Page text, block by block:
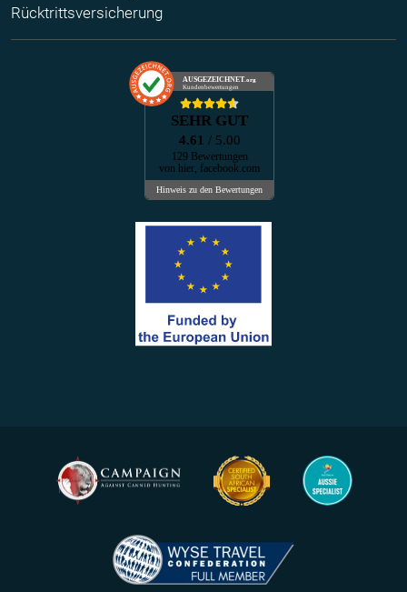
Rücktrittsversicherung
AUSGEZEICHNET.org
Kundenbewertungen
SEHR GUT
4.61 / 5.00
129 Bewertungen
von hier, facebook.com
Hinweis zu den Bewertungen